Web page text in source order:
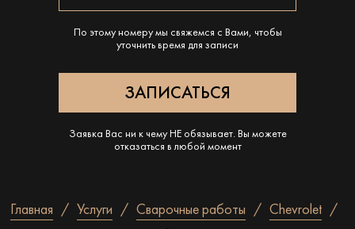
По этому номеру мы свяжемся с Вами, чтобы
уточнить время для записи
Заявка Вас ни к чему НЕ обязывает. Вы можете
отказаться в любой момент
Главная Услуги Сварочные работы
Chevrolet